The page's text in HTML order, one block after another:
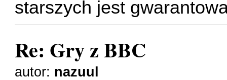
starszych jest
Re: Gry z BBC
autor: nazuul